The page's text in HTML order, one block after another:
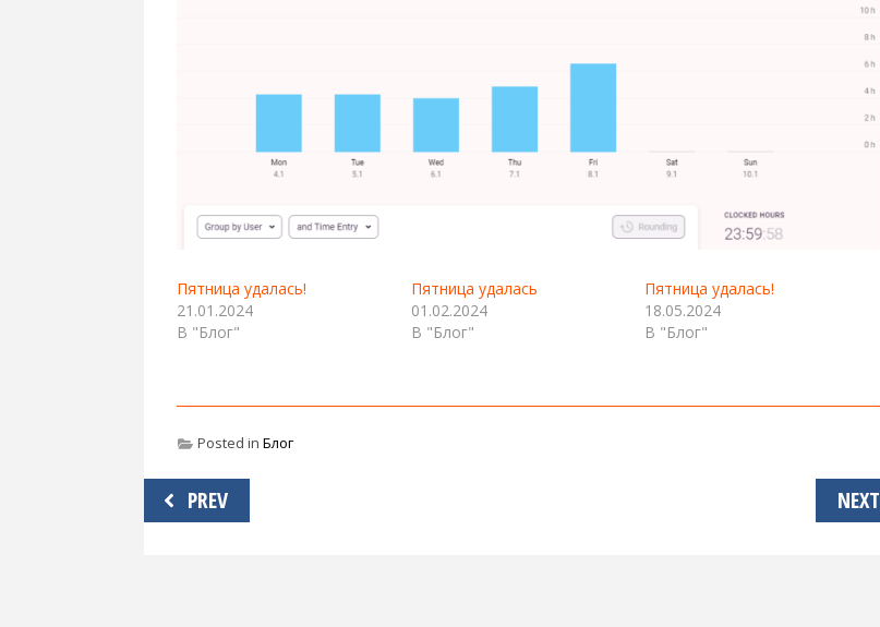
Пятница удалась!
21.01.2024
В "Блог"
Пятница удалась
01.02.2024
В "Блог"
Пятница удалась!
18.05.2024
В "Блог"
Posted in Блог
Навигация
по
PREV NEXT